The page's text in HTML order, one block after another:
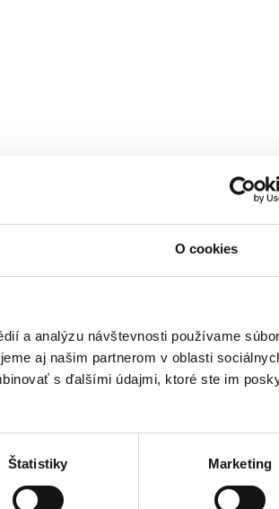
O cookies
a analýzu návštevnosti používame
aj našim partnerom v oblasti
s ďalšími údajmi, ktoré ste im
Štatistiky Marketing